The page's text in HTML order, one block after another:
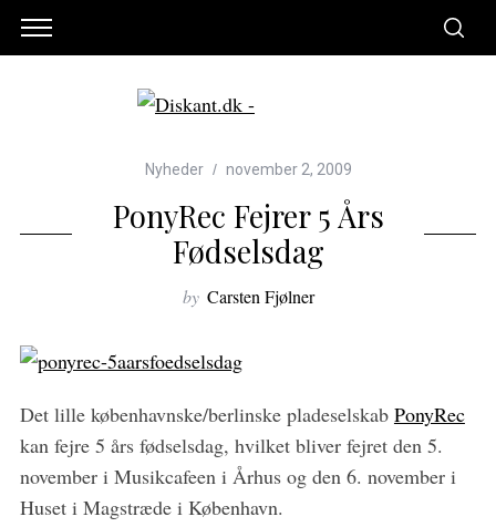
Nyheder november 2, 2009
PonyRec Fejrer 5 Års
Fødselsdag
by Carsten Fjølner
Det lille københavnske/berlinske pladeselskab PonyRec
kan fejre 5 års fødselsdag, hvilket bliver fejret den 5.
november i Musikcafeen i Århus og den 6. november i
Huset i Magstræde i København.